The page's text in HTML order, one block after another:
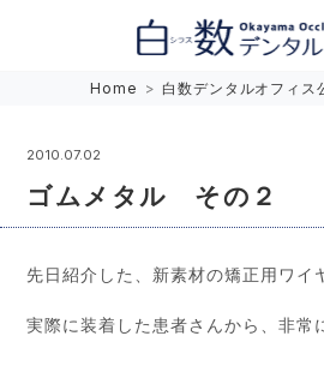
Home > 白数デンタルオフィス
2010.07.02
ゴムメタル その２
先日紹介した、新素材の矯正用ワイ
実際に装着した患者さんから、非常